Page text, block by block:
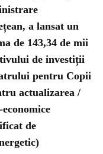
a lansat un
de 143,34 de mii
de investiții
pentru Copii
actualizarea /
de